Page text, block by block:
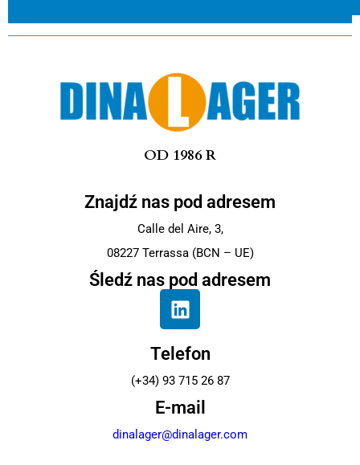
OD 1986 R
Znajdź nas pod adresem
Calle del Aire, 3,
08227 Terrassa (BCN – UE)
Śledź nas pod adresem
Telefon
(+34) 93 715 26 87
E-mail
dinalager@dinalager.com